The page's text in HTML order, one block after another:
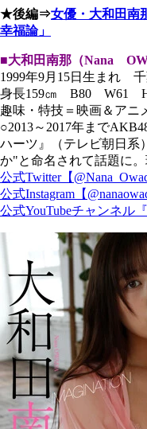
★後編⇒女優・大和田南
幸福論」
■大和田南那（Nana
1999年9月15日生まれ
身長159㎝ B80 W61
趣味・特技＝映画＆アニ
○2013～2017年まで
ハーツ』（テレビ朝日系
か"と命名されて話題に
公式Twitter【
公式Instagram【
公式YouTubeチャンネル